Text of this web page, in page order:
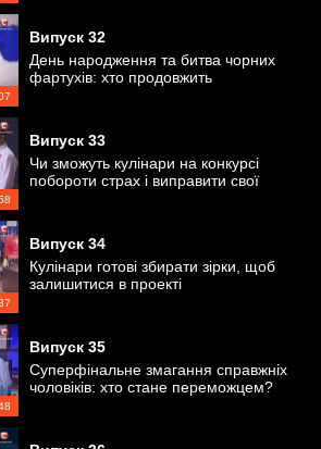
Випуск 32
День народження та битва чорних
фартухів: хто продовжить
Випуск 33
Чи зможуть кулінари на конкурсі
побороти страх і виправити свої
Випуск 34
Кулінари готові збирати зірки, щоб
залишитися в проекті
Випуск 35
Суперфінальне змагання справжніх
чоловіків: хто стане переможцем?